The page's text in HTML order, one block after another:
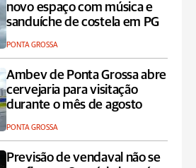
novo espaço com música e
sanduíche de costela em PG
PONTA GROSSA
Ambev de Ponta Grossa abre
cervejaria para visitação
durante o mês de agosto
PONTA GROSSA
Previsão de vendaval não se